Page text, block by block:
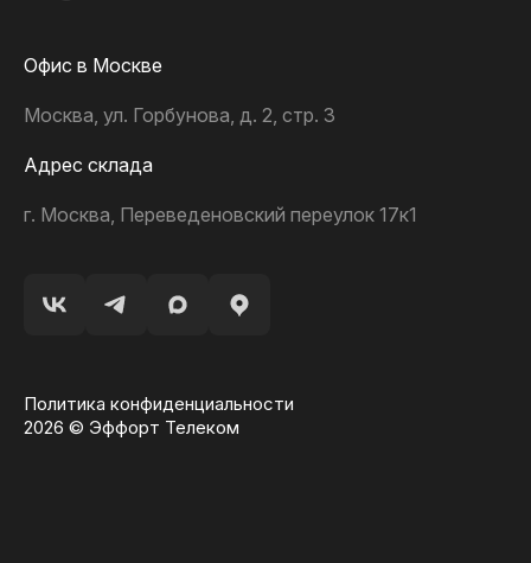
Офис в Москве
Москва, ул. Горбунова, д. 2, стр. 3
Адрес склада
г. Москва, Переведеновский переулок 17к1
2026 © Эффорт Телеком
Политика конфиденциальности